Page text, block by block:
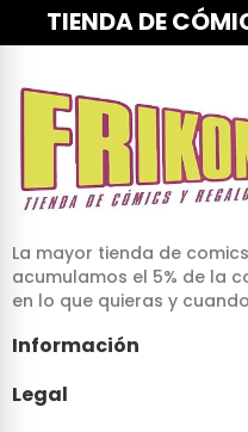
TIENDA DE
La mayor tienda de
acumulamos el 5% de la
en lo que quieras y
Información
Legal